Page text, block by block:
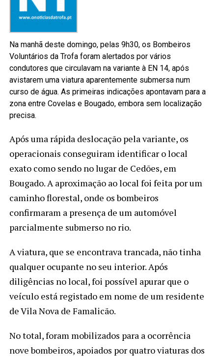
Na manhã deste domingo, pelas 9h30, os Bombeiros
Voluntários da Trofa foram alertados por vários
condutores que circulavam na variante à EN 14, após
avistarem uma viatura aparentemente submersa num
curso de água. As primeiras indicações apontavam para a
zona entre Covelas e Bougado, embora sem localização
precisa.
Após uma rápida deslocação pela variante, os
operacionais conseguiram identificar o local
exato como sendo no lugar de Cedões, em
Bougado. A aproximação ao local foi feita por um
caminho florestal, onde os bombeiros
confirmaram a presença de um automóvel
parcialmente submerso no rio.
A viatura, que se encontrava trancada, não tinha
qualquer ocupante no seu interior. Após
diligências no local, foi possível apurar que o
veículo está registado em nome de um residente
de Vila Nova de Famalicão.
No total, foram mobilizados para a ocorrência
nove bombeiros, apoiados por quatro viaturas dos